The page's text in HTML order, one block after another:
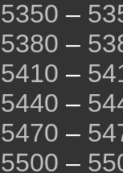
5350 –
5380 –
5410 –
5440 –
5470 –
5500 –